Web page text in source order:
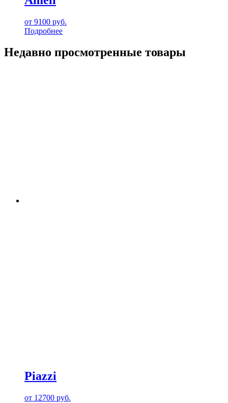
от 9100 руб.
Подробнее
Недавно просмотренные товары
Piazzi
от 12700 руб.